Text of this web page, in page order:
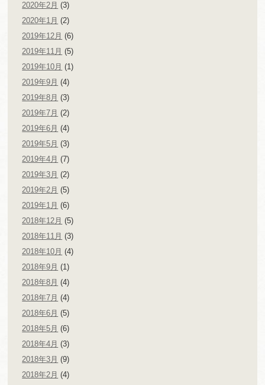
2020年2月 (3)
2020年1月 (2)
2019年12月 (6)
2019年11月 (5)
2019年10月 (1)
2019年9月 (4)
2019年8月 (3)
2019年7月 (2)
2019年6月 (4)
2019年5月 (3)
2019年4月 (7)
2019年3月 (2)
2019年2月 (5)
2019年1月 (6)
2018年12月 (5)
2018年11月 (3)
2018年10月 (4)
2018年9月 (1)
2018年8月 (4)
2018年7月 (4)
2018年6月 (5)
2018年5月 (6)
2018年4月 (3)
2018年3月 (9)
2018年2月 (4)